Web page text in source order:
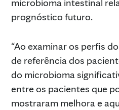
microbioma intestinal
prognóstico futuro.
“Ao examinar os perfis
de referência dos
do microbioma
entre os pacientes que
mostraram melhora e